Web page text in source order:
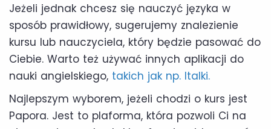
Jeżeli jednak chcesz się nauczyć języka w
sposób prawidłowy, sugerujemy znalezienie
kursu lub nauczyciela, który będzie pasować do
Ciebie. Warto też używać innych aplikacji do
nauki angielskiego, takich jak np. Italki.
Najlepszym wyborem, jeżeli chodzi o kurs jest
Papora. Jest to plaforma, która pozwoli Ci na